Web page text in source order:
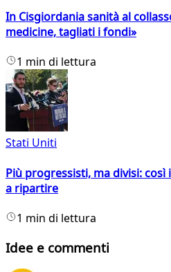
In Cisgiordania sanità al
medicine, tagliati i fondi»
1 min di lettura
Stati Uniti
Più progressisti, ma divisi:
a ripartire
1 min di lettura
Idee e commenti